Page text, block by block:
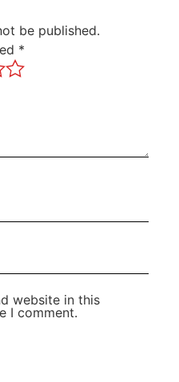
be published.
*
website in this
I comment.